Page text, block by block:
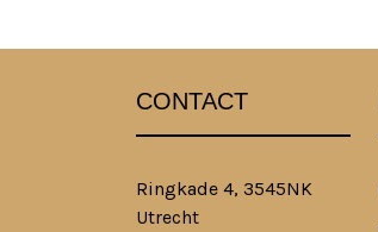
CONTACT
Ringkade 4, 3545NK
Utrecht